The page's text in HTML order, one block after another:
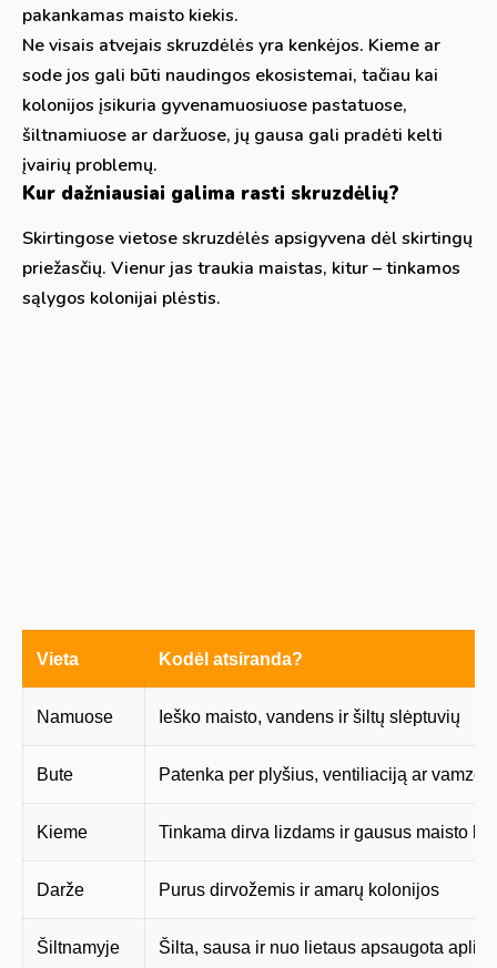
pakankamas maisto kiekis.
Ne visais atvejais skruzdėlės yra kenkėjos. Kieme ar
sode jos gali būti naudingos ekosistemai, tačiau kai
kolonijos įsikuria gyvenamuosiuose pastatuose,
šiltnamiuose ar daržuose, jų gausa gali pradėti kelti
įvairių problemų.
Kur dažniausiai galima rasti skruzdėlių?
Skirtingose vietose skruzdėlės apsigyvena dėl skirtingų
priežasčių. Vienur jas traukia maistas, kitur – tinkamos
sąlygos kolonijai plėstis.
Vieta Kodėl atsiranda?
Namuose Ieško maisto, vandens ir šiltų slėptuvių
Bute Patenka per plyšius, ventiliaciją ar
Kieme Tinkama dirva lizdams ir gausus maisto
Darže Purus dirvožemis ir amarų kolonijos
Šiltnamyje Šilta, sausa ir nuo lietaus apsaugota